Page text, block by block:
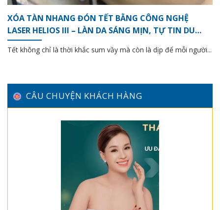
XÓA TÀN NHANG ĐÓN TẾT BẰNG CÔNG NGHỆ
LASER HELIOS III – LÀN DA SÁNG MỊN, TỰ TIN DU
XUÂN
Tết không chỉ là thời khắc sum vầy mà còn là dịp để mỗi người...
CÂU CHUYỆN KHÁCH HÀNG